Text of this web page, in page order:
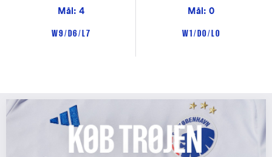
Mål: 4
W 9 / D 6 / L 7
Mål: 0
W 1 / D 0 / L 0